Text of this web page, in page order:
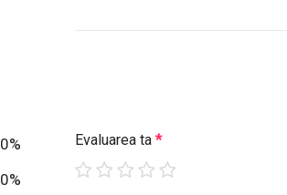
0%
0%
Evaluarea ta *